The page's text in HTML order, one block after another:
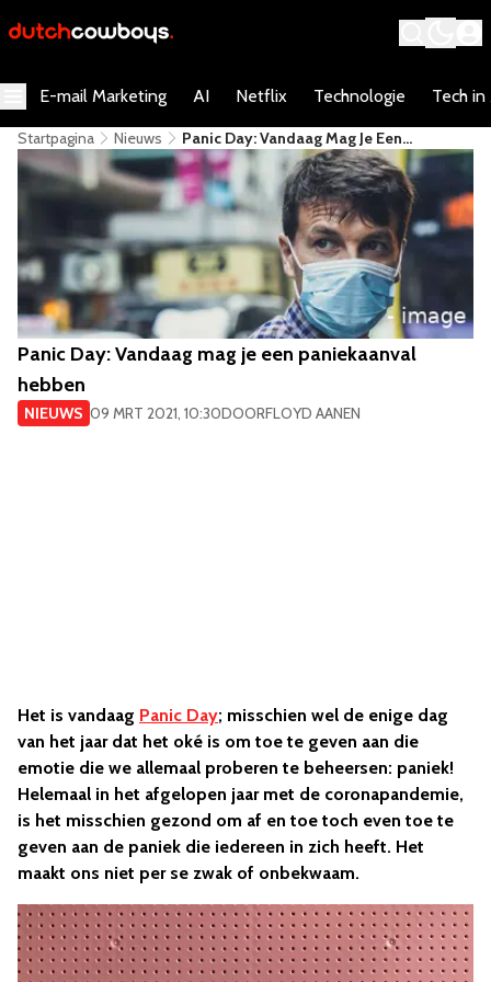
E-mail Marketing AI Netflix Technologie Tech in
Startpagina Nieuws
Panic Day: Vandaag Mag Je Een
Paniekaanval Hebben
Panic Day: Vandaag mag je een paniekaanval
hebben
NIEUWS 09 MRT 2021, 10:30DOORFLOYD AANEN
Het is vandaag Panic Day; misschien wel de enige dag
van het jaar dat het oké is om toe te geven aan die
emotie die we allemaal proberen te beheersen: paniek!
Helemaal in het afgelopen jaar met de coronapandemie,
is het misschien gezond om af en toe toch even toe te
geven aan de paniek die iedereen in zich heeft. Het
maakt ons niet per se zwak of onbekwaam.